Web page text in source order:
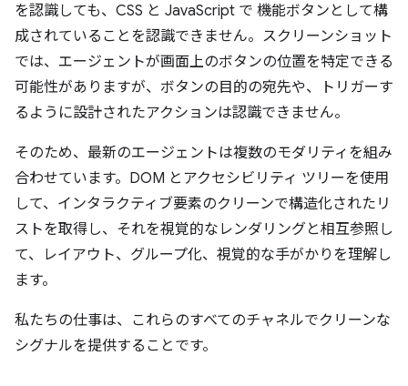
を認識しても、CSS と JavaScript で 機能ボタンとして構
成されていることを認識できません。スクリーンショット
では、エージェントが画面上のボタンの位置を特定できる
可能性がありますが、ボタンの目的の宛先や、トリガーす
るように設計されたアクションは認識できません。
そのため、最新のエージェントは複数のモダリティを組み
合わせています。DOM とアクセシビリティ ツリーを使用
して、インタラクティブ要素のクリーンで構造化されたリ
ストを取得し、それを視覚的なレンダリングと相互参照し
て、レイアウト、グループ化、視覚的な手がかりを理解し
ます。
私たちの仕事は、これらのすべてのチャネルでクリーンな
シグナルを提供することです。